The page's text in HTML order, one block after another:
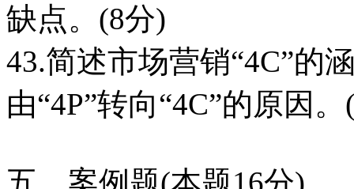
缺点。(8分)
43.简述市场营销“4C”的
由“4P”转向“4C”的原因
五、案例题(本题16分)